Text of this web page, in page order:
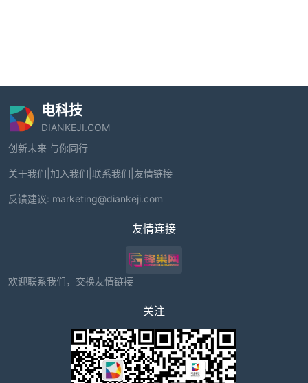
电科技
DIANKEJI.COM
创新未来 与你同行
关于我们 加入我们 联系我们 友情链接
反馈建议: marketing@diankeji.com
友情连接
欢迎联系我们，交换友情链接
关注